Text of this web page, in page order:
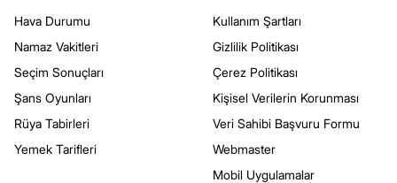
Hava Durumu
Namaz Vakitleri
Seçim Sonuçları
Şans Oyunları
Rüya Tabirleri
Yemek Tarifleri
Kullanım Şartları
Gizlilik Politikası
Çerez Politikası
Kişisel Verilerin Korunması
Veri Sahibi Başvuru Formu
Webmaster
Mobil Uygulamalar